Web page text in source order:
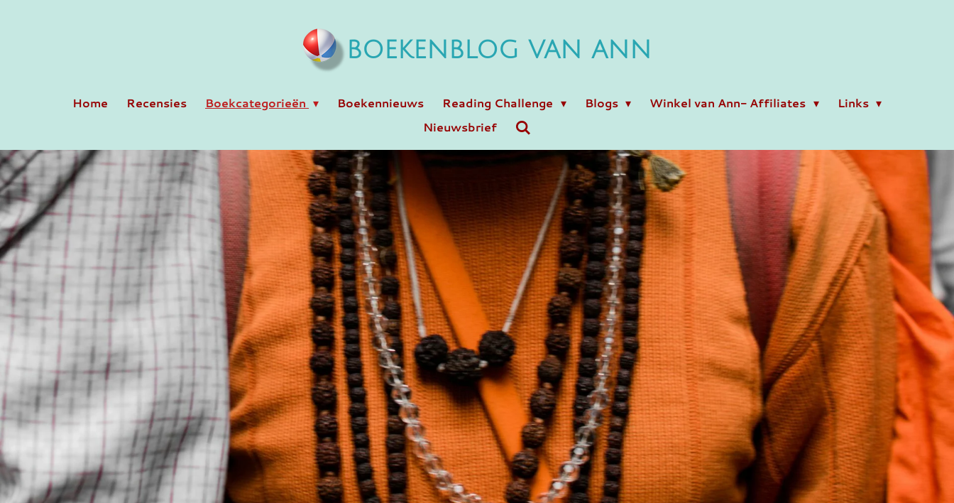
BOEKENBLOG VAN ANN
Home Recensies Boekcategorieën Boekennieuws Reading Challenge Blogs Winkel van Ann- Affiliates
Links
Nieuwsbrief